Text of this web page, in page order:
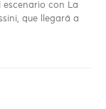
con La
que llegará a